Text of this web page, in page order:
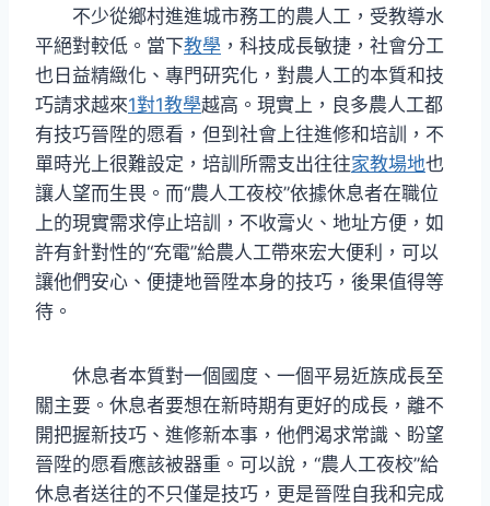
不少從鄉村進進城市務工的農人工，受教導水
平絕對較低。當下教學 ，科技成長敏捷，社會分工
也日益精緻化、專門研究化，對農人工的本質和技
巧請求越來1對1教學越高。現實上，良多農人工都
有技巧晉陞的愿看，但到社會上往進修和培訓，不
單時光上很難設定，培訓所需支出往往家教場地也
讓人望而生畏。而“農人工夜校”依據休息者在職位
上的現實需求停止培訓，不收膏火、地址方便，如
許有針對性的“充電”給農人工帶來宏大便利，可以
讓他們安心、便捷地晉陞本身的技巧，後果值得等
待。
休息者本質對一個國度、一個平易近族成長至
關主要。休息者要想在新時期有更好的成長，離不
開把握新技巧、進修新本事，他們渴求常識、盼望
晉陞的愿看應該被器重。可以說，“農人工夜校”給
休息者送往的不只僅是技巧，更是晉陞自我和完成